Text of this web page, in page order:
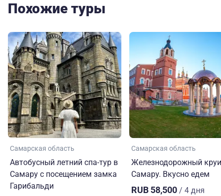
Похожие туры
Самарская область
Автобусный летний спа-тур в
Самару с посещением замка
Гарибальди
Самарская область
Железнодорожный
Самару. Вкусно едем
RUB 58,500 / 4 дня